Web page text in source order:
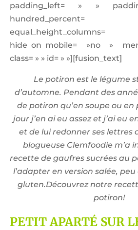
padding_left= » »
hide_on_mobile= »no »
class= » » id= » »][fusion_text]
Le potiron est le légume
d’automne. Pendant des
de potiron qu’en soupe ou en
jour j’en ai eu assez et j’ai eu
et de lui redonner ses lettres
blogueuse Clemfoodie m’a
recette de gaufres sucrées au
l’adapter en version salée,
gluten.Découvrez notre
potiron!
PETIT APARTÉ SUR